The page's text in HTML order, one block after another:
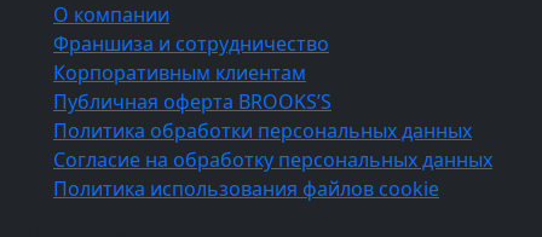
О компании
Франшиза и сотрудничество
Корпоративным клиентам
Публичная оферта BROOKS’S
Политика обработки персональных данных
Согласие на обработку персональных данных
Политика использования файлов cookie